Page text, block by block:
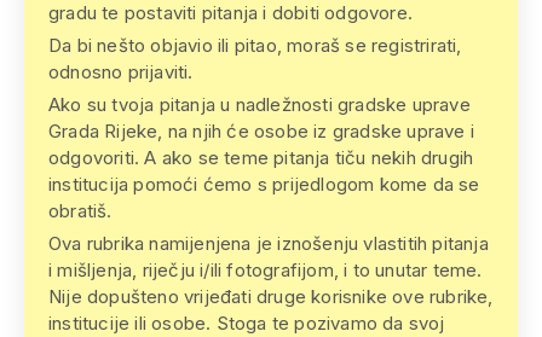
gradu te postaviti pitanja i dobiti odgovore.
Da bi nešto objavio ili pitao, moraš se registrirati,
odnosno prijaviti.
Ako su tvoja pitanja u nadležnosti gradske uprave
Grada Rijeke, na njih će osobe iz gradske uprave i
odgovoriti. A ako se teme pitanja tiču nekih drugih
institucija pomoći ćemo s prijedlogom kome da se
obratiš.
Ova rubrika namijenjena je iznošenju vlastitih pitanja
i mišljenja, riječju i/ili fotografijom, i to unutar teme.
Nije dopušteno vrijeđati druge korisnike ove rubrike,
institucije ili osobe. Stoga te pozivamo da svoj